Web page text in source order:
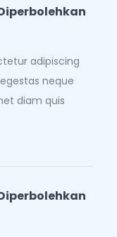
adipiscing
neque
diam quis